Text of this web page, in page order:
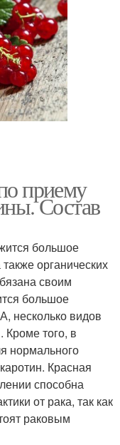
приему
Состав
большое
органических
своим
большое
несколько видов
Кроме того, в
нормального
Красная
способна
от рака, так как
раковым